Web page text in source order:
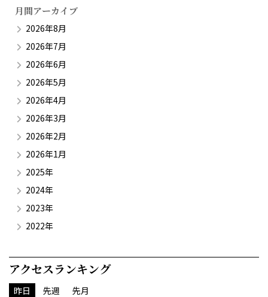
月間アーカイブ
2026年8月
2026年7月
2026年6月
2026年5月
2026年4月
2026年3月
2026年2月
2026年1月
2025年
2024年
2023年
2022年
アクセスランキング
昨日 先週 先月